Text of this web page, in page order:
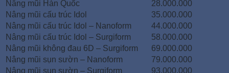
Nâng mũi Hàn Quốc
28.000.000
Nâng mũi cấu trúc Idol
35.000.000
Nâng mũi cấu trúc Idol – Nanoform
44.000.000
Nâng mũi cấu trúc Idol – Surgiform
58.000.000
Nâng mũi không đau 6D – Surgiform
69.000.000
Nâng mũi sụn sườn – Nanoform
79.000.000
Nâng mũi sụn sườn – Surgiform
93.000.000